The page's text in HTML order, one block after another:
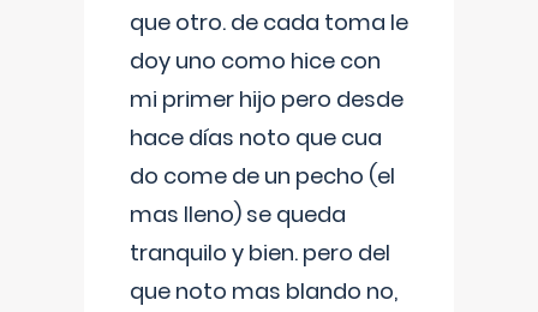
que otro. de cada toma le
doy uno como hice con
mi primer hijo pero desde
hace días noto que cua
do come de un pecho (el
mas lleno) se queda
tranquilo y bien. pero del
que noto mas blando no,